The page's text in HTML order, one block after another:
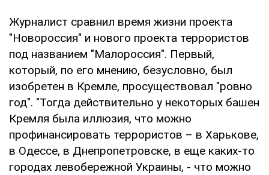
Журналист сравнил время жизни проекта
"Новороссия" и нового проекта террористов
под названием "Малороссия". Первый,
который, по его мнению, безусловно, был
изобретен в Кремле, просуществовал "ровно
год". "Тогда действительно у некоторых башен
Кремля была иллюзия, что можно
профинансировать террористов – в Харькове,
в Одессе, в Днепропетровске, в еще каких-то
городах левобережной Украины, - что можно